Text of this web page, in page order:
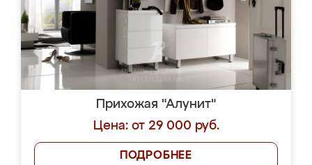
Прихожая "Алунит"
Цена: от 29 000 руб.
ПОДРОБНЕЕ